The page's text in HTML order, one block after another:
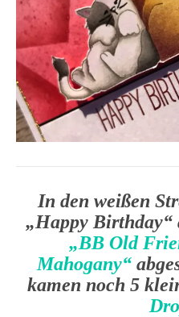
In den weißen
„Happy Birthday“
„BB Old
Mahogany“
kamen noch 5